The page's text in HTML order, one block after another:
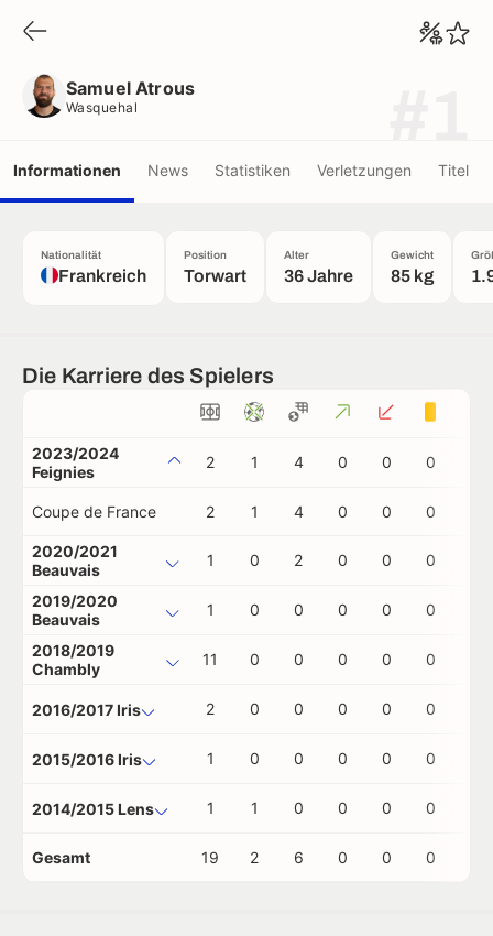
Samuel Atrous
Wasquehal
Informationen News Statistiken Verletzungen Titel
Nationalität
Frankreich
Position
Torwart
Alter
36 Jahre
Gewicht
85 kg
Die Karriere des Spielers
2023/2024
Feignies
2 1 4 0 0 0
Coupe de France 2 1 4 0 0 0
2020/2021
Beauvais
1 0 2 0 0 0
2019/2020
Beauvais
1 0 0 0 0 0
2018/2019
Chambly
11 0 0 0 0 0
2016/2017 Iris 2 0 0 0 0 0
2015/2016 Iris 1 0 0 0 0 0
2014/2015 Lens 1 1 0 0 0 0
Gesamt 19 2 6 0 0 0